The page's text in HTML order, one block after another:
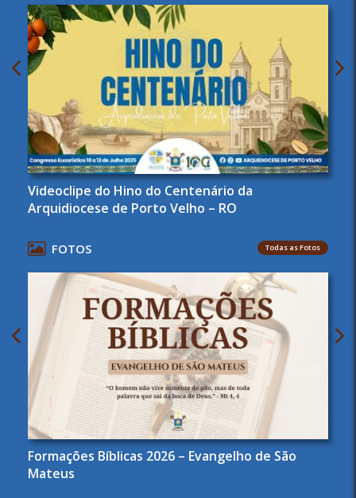
Videoclipe do Hino do Centenário da
Arquidiocese de Porto Velho – RO
FOTOS Todas as Fotos
Formações Bíblicas 2026 – Evangelho de São
Mateus